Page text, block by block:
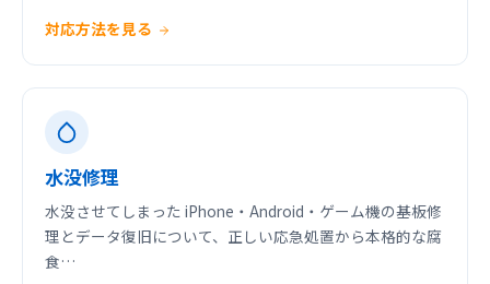
対応方法を見る
水没修理
水没させてしまった iPhone・Android・ゲーム機の基板修
理とデータ復旧について、正しい応急処置から本格的な腐
食…